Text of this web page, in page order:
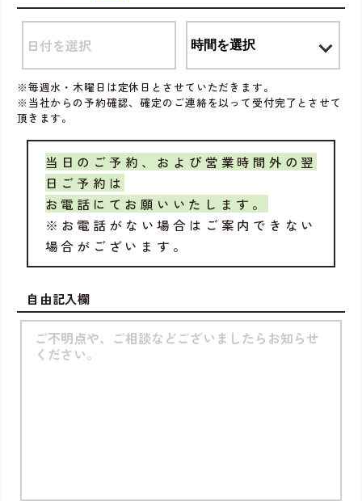
※毎週水・木曜日は定休日とさせていただきます。
※当社からの予約確認、確定のご連絡を以って受付完了とさせて
頂きます。
当日のご予約、および営業時間外の翌
日ご予約は
お電話にてお願いいたします。
※お電話がない場合はご案内できない
場合がございます。
自由記入欄